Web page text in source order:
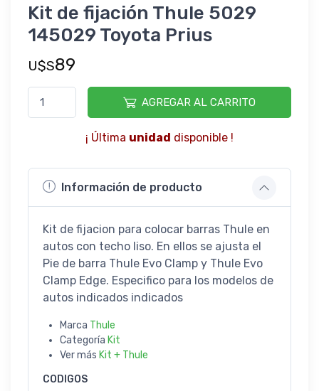
Kit de fijación Thule 5029
145029 Toyota Prius
U$S89
AGREGAR AL CARRITO
¡ Última unidad disponible !
Información de producto
Kit de fijacion para colocar barras Thule en
autos con techo liso. En ellos se ajusta el
Pie de barra Thule Evo Clamp y Thule Evo
Clamp Edge. Especifico para los modelos de
autos indicados indicados
Marca Thule
Categoría Kit
Ver más Kit + Thule
CODIGOS